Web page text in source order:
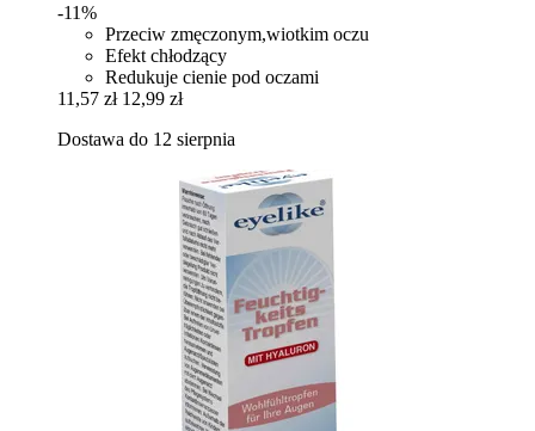
-11%
Przeciw zmęczonym,wiotkim oczu
Efekt chłodzący
Redukuje cienie pod oczami
11,57 zł 12,99 zł
Dostawa do 12 sierpnia